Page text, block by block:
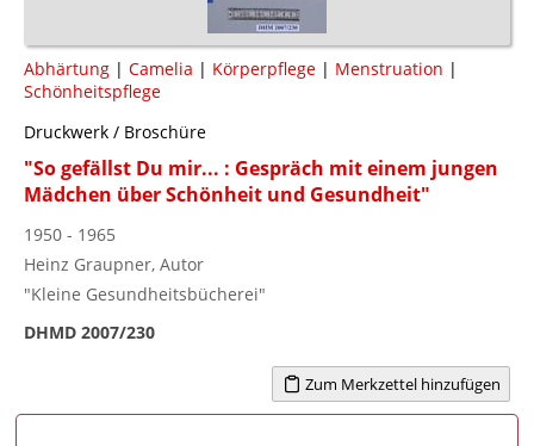
Abhärtung | Camelia | Körperpflege | Menstruation |
Schönheitspflege
Druckwerk / Broschüre
"So gefällst Du mir... : Gespräch mit einem jungen
Mädchen über Schönheit und Gesundheit"
1950 - 1965
Heinz Graupner, Autor
"Kleine Gesundheitsbücherei"
DHMD 2007/230
Zum Merkzettel hinzufügen